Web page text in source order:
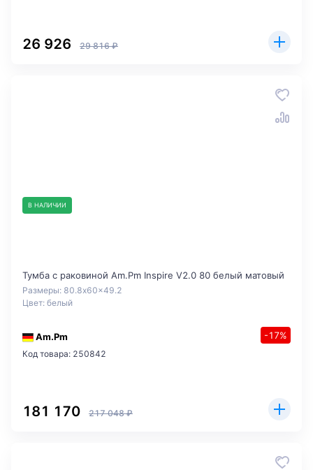
26 926 29 816 ₽
В НАЛИЧИИ
Тумба с раковиной Am.Pm Inspire V2.0 80 белый матовый
Размеры: 80.8x60x49.2
Цвет: белый
Am.Pm -17%
Код товара: 250842
181 170 217 048 ₽